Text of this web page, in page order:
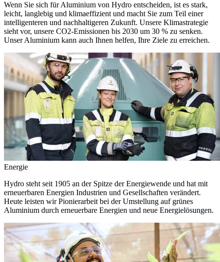
Wenn Sie sich für Aluminium von Hydro entscheiden, ist es stark,
leicht, langlebig und klimaeffizient und macht Sie zum Teil einer
intelligenteren und nachhaltigeren Zukunft. Unsere Klimastrategie
sieht vor, unsere CO2-Emissionen bis 2030 um 30 % zu senken.
Unser Aluminium kann auch Ihnen helfen, Ihre Ziele zu erreichen.
Energie
Hydro steht seit 1905 an der Spitze der Energiewende und hat mit
erneuerbaren Energien Industrien und Gesellschaften verändert.
Heute leisten wir Pionierarbeit bei der Umstellung auf grünes
Aluminium durch erneuerbare Energien und neue Energielösungen.